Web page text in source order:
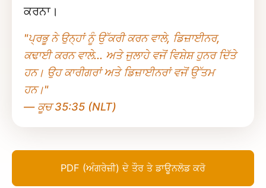
ਕਰਨਾ।
"ਪ੍ਰਭੂ ਨੇ ਉਨ੍ਹਾਂ ਨੂੰ ਉੱਕਰੀ ਕਰਨ ਵਾਲੇ, ਡਿਜ਼ਾਈਨਰ,
ਕਢਾਈ ਕਰਨ ਵਾਲੇ... ਅਤੇ ਜੁਲਾਹੇ ਵਜੋਂ ਵਿਸ਼ੇਸ਼ ਹੁਨਰ ਦਿੱਤੇ
ਹਨ। ਉਹ ਕਾਰੀਗਰਾਂ ਅਤੇ ਡਿਜ਼ਾਈਨਰਾਂ ਵਜੋਂ ਉੱਤਮ
ਹਨ।"
— ਕੂਚ 35:35 (NLT)
PDF (ਅੰਗਰੇਜ਼ੀ) ਦੇ ਤੌਰ ਤੇ ਡਾਊਨਲੋਡ ਕਰੋ